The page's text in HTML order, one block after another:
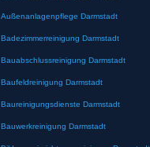
Außenanlagenpflege Darmstadt
Badezimmerreinigung Darmstadt
Bauabschlussreinigung Darmstadt
Baufeldreinigung Darmstadt
Baureinigungsdienste Darmstadt
Bauwerkreinigung Darmstadt